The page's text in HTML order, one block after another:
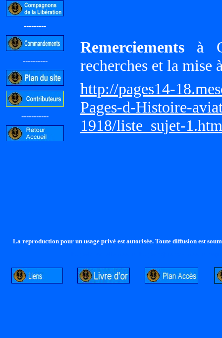
---------
----------
-----------
Remerciements à
recherches et la mise
http://pages14-
Pages-d-Histoire-
1918/liste_sujet-1.htm
La reproduction pour un usage privé est autorisée. Toute diffusion est